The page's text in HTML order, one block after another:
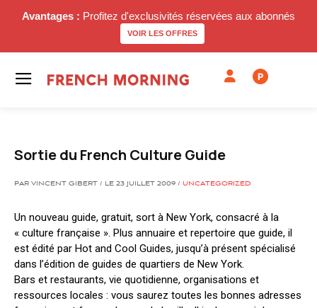
Avantages : Profitez d'exclusivités réservées aux abonnés
VOIR LES OFFRES
P
Sortie du French Culture Guide
PAR VINCENT GIBERT / LE 23 JUILLET 2009 / UNCATEGORIZED
Un nouveau guide, gratuit, sort à New York, consacré à la
« culture française ». Plus annuaire et repertoire que guide, il
est édité par Hot and Cool Guides, jusqu’à présent spécialisé
dans l’édition de guides de quartiers de New York.
Bars et restaurants, vie quotidienne, organisations et
ressources locales : vous saurez toutes les bonnes adresses